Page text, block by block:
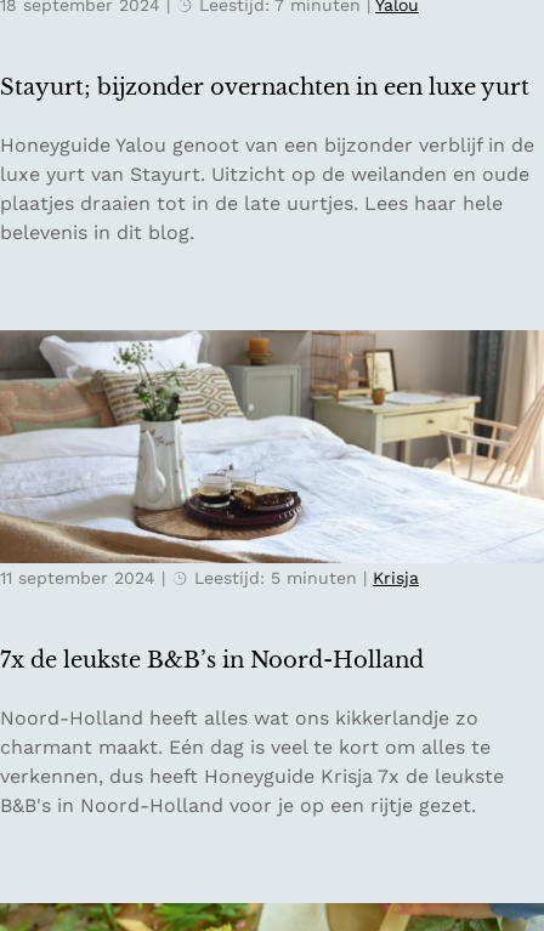
n
W
o
r
l
a
n
D
a
y
l
f
i
j
C
a
i
g
B
u
i
t
e
n
l
n
i
r
h
Stayurt; bijzonder overnachten in een luxe yurt
18 september 2024 | Leestijd: 7 minuten | Yalou
S
t
a
y
b
i
j
z
o
n
e
v
r
n
a
c
e
Honeyguide Yalou genoot van een bijzonder verblijf in de
luxe yurt van Stayurt. Uitzicht op de weilanden en oude
plaatjes draaien tot in de late uurtjes. Lees haar hele
belevenis in dit blog.
7x de leukste B&B’s in Noord-Holland
11 september 2024 | Leestijd: 5 minuten | Krisja
7
x
d
e
k
Noord-Holland heeft alles wat ons kikkerlandje zo
charmant maakt. Eén dag is veel te kort om alles te
verkennen, dus heeft Honeyguide Krisja 7x de leukste
B&B's in Noord-Holland voor je op een rijtje gezet.